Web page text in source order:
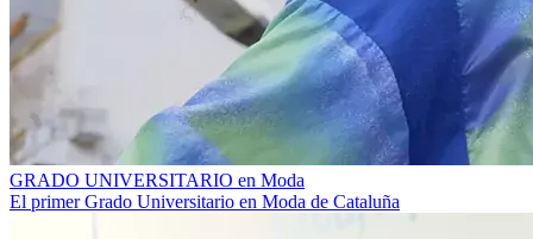
GRADO UNIVERSITARIO en Moda
El primer Grado Universitario en Moda de Cataluña